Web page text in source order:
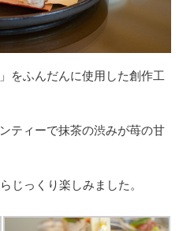
をふんだんに使用した創作工
ティーで抹茶の渋みが苺の甘
じっくり楽しみました。